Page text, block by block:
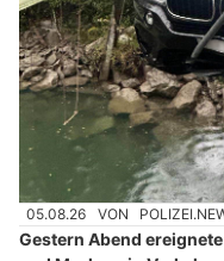
05.08.26 VON
Gestern Abend